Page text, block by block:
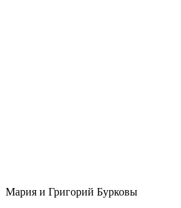
Мария и Григорий Бурковы